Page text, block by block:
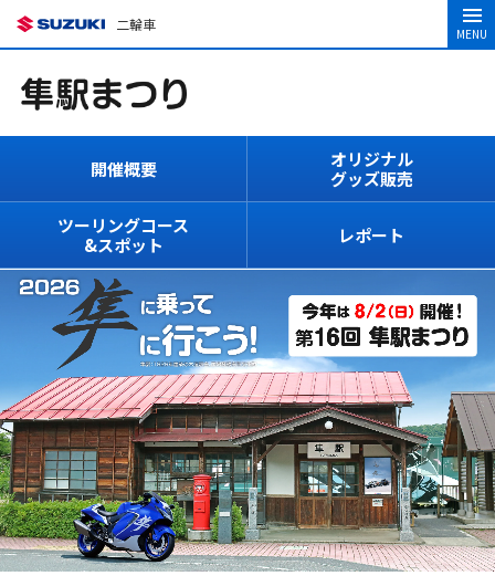
二輪車
MENU
開催概要
オリジナル
グッズ販売
ツーリングコース
&スポット
レポート